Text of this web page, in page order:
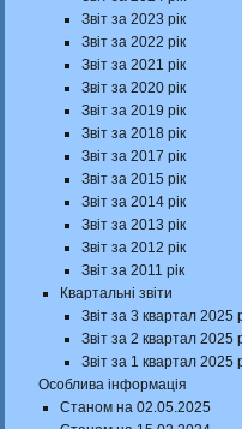
Звіт за 2023 рік
Звіт за 2022 рік
Звіт за 2021 рік
Звіт за 2020 рік
Звіт за 2019 рік
Звіт за 2018 рік
Звіт за 2017 рік
Звіт за 2015 рік
Звіт за 2014 рік
Звіт за 2013 рік
Звіт за 2012 рік
Звіт за 2011 рік
Квартальні звіти
Звіт за 3 квартал 2025
Звіт за 2 квартал 2025
Звіт за 1 квартал 2025
Особлива інформація
Станом на 02.05.2025